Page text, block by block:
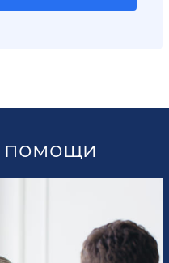
помощи